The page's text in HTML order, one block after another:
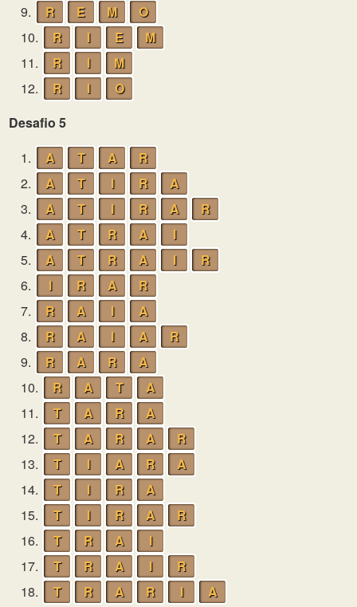
9.
R E M
O
10.
R I E
M
11.
R I
M
12.
R I
O
Desafio 5
1.
A T A
R
2.
A T I R
A
3.
A T I R A
R
4.
A T R A
I
5.
A T R A I
R
6.
I R A
R
7.
R A I
A
8.
R A I A
R
9.
R A R
A
10.
R A T
A
11.
T A R
A
12.
T A R A
R
13.
T I A R
A
14.
T I R
A
15.
T I R A
R
16.
T R A
I
17.
T R A I
R
18.
T R A R I
A